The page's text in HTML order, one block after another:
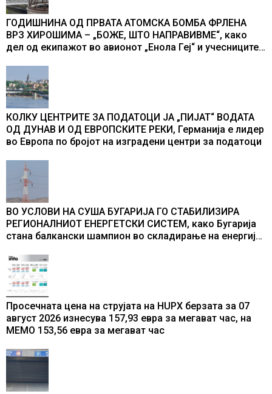
ГОДИШНИНА ОД ПРВАТА АТОМСКА БОМБА ФРЛЕНА
ВРЗ ХИРОШИМА – „БОЖЕ, ШТО НАПРАВИВМЕ“, како
дел од екипажот во авионот „Енола Геј“ и учесниците
промени текот на историјата
КОЛКУ ЦЕНТРИТЕ ЗА ПОДАТОЦИ ЈА „ПИЈАТ“ ВОДАТА
ОД ДУНАВ И ОД ЕВРОПСКИТЕ РЕКИ, Германија е лидер
во Европа по бројот на изградени центри за податоци
ВО УСЛОВИ НА СУША БУГАРИЈА ГО СТАБИЛИЗИРА
РЕГИОНАЛНИОТ ЕНЕРГЕТСКИ СИСТЕМ, како Бугарија
стана балкански шампион во складирање на енергија
Просечната цена на струјата на HUPX берзата за 07
август 2026 изнесува 157,93 евра за мегават час, на
МЕМО 153,56 евра за мегават час